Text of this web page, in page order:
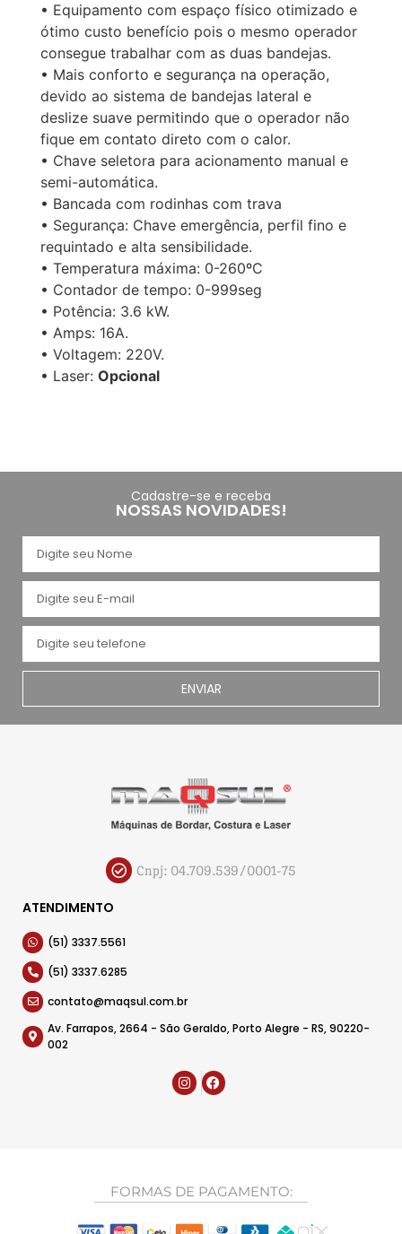
• Equipamento com espaço físico otimizado e
ótimo custo benefício pois o mesmo operador
consegue trabalhar com as duas bandejas.
• Mais conforto e segurança na operação,
devido ao sistema de bandejas lateral e
deslize suave permitindo que o operador não
fique em contato direto com o calor.
• Chave seletora para acionamento manual e
semi-automática.
• Bancada com rodinhas com trava
• Segurança: Chave emergência, perfil fino e
requintado e alta sensibilidade.
• Temperatura máxima: 0-260ºC
• Contador de tempo: 0-999seg
• Potência: 3.6 kW.
• Amps: 16A.
• Voltagem: 220V.
• Laser: Opcional
Cadastre-se e receba
NOSSAS NOVIDADES!
ENVIAR
Cnpj: 04.709.539/0001-75
ATENDIMENTO
(51) 3337.5561
(51) 3337.6285
contato@maqsul.com.br
Av. Farrapos, 2664 - São Geraldo, Porto Alegre - RS, 90220-
002
FORMAS DE PAGAMENTO: